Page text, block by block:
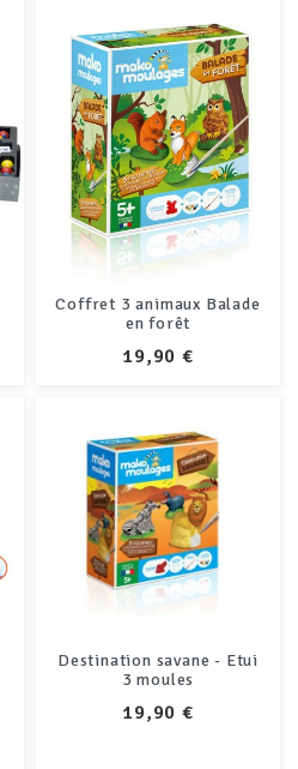
Coffret 3 animaux Balade
en forêt
PRIX
19,90 €
Destination savane - Etui
3 moules
PRIX
19,90 €